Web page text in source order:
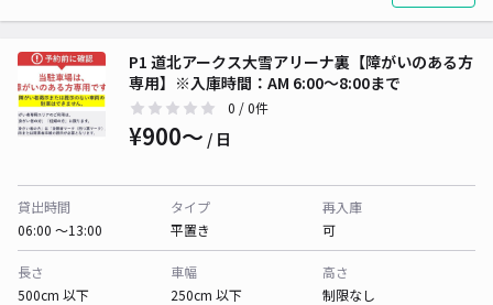
P1 道北アークス大雪アリーナ裏【障がいのある方
専用】※入庫時間：AM 6:00〜8:00まで
0 / 0件
¥900〜 / 日
貸出時間
06:00 〜13:00
タイプ
平置き
再入庫
可
長さ
500cm 以下
車幅
250cm 以下
高さ
制限なし